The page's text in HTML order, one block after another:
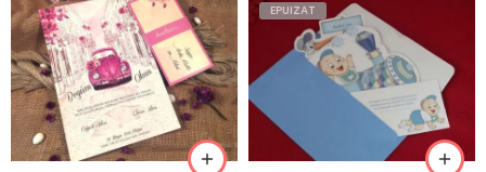
EPUIZAT